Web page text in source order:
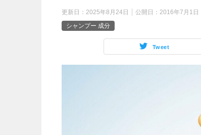
更新日： 2025年8月24日 公開日： 2016年7月1日
シャンプー 成分
Tweet